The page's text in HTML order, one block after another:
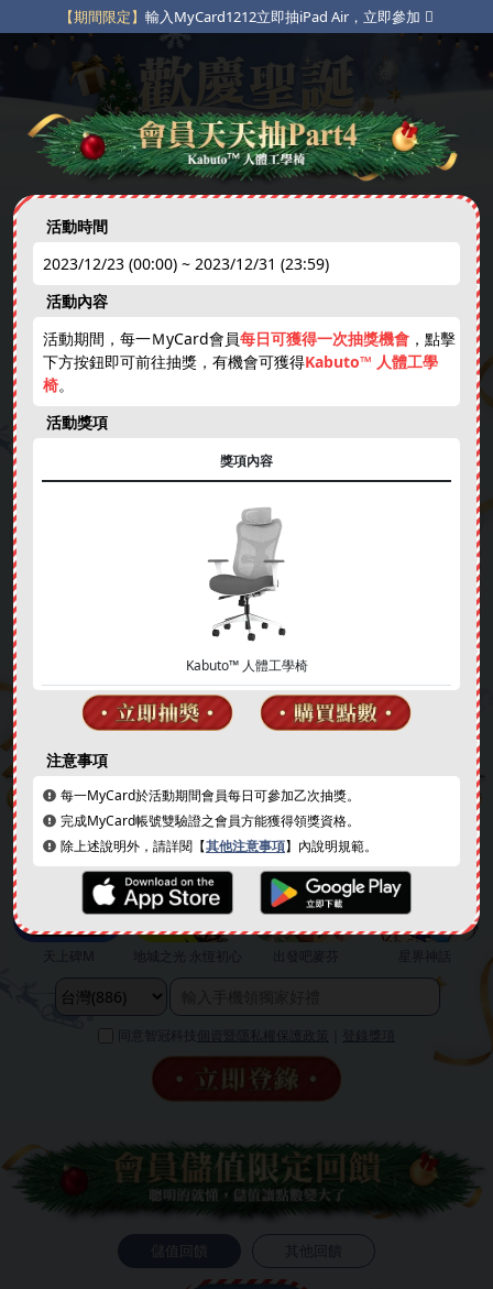
【期間限定】 輸入MyCard1212立即抽iPad Air，立即參加
【粉絲專屬】 指定貼文互動抽獎，立即參加
【限定豪禮】不定期限時動態點數補給，立即參加
免費天天抽 下載APP
娛樂中心 免費虛寶 跨年抽獎券 現金刮刮卡
簽到好禮 成就解鎖
天上碑M 出發吧麥芬 星界神話
同意智冠科技 個資暨隱私權保護政策
儲值回饋
活動時間
2023/12/23 (00:00) ~ 2023/12/31 (23:59)
活動內容
活動期間，每一ＭyCard會員每日可獲得一次抽獎機會 ，點擊
下方按鈕即可前往抽獎，有機會可獲得Kabuto™ 人體工學
椅。
活動獎項
獎項內容
Kabuto™ 人體工學椅
注意事項
每一MyCard於活動期間會員每日可參加乙次抽獎。
完成MyCard帳號雙驗證之會員方能獲得領獎資格。
除上述說明外，請詳閱【其他注意事項】內說明規範。
❄
❄
❄